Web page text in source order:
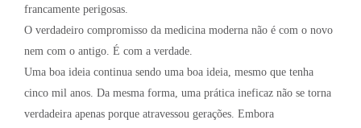
francamente perigosas.
O verdadeiro compromisso da medicina moderna não é com o novo
nem com o antigo. É com a verdade.
Uma boa ideia continua sendo uma boa ideia, mesmo que tenha
cinco mil anos. Da mesma forma, uma prática ineficaz não se torna
verdadeira apenas porque atravessou gerações. Embora